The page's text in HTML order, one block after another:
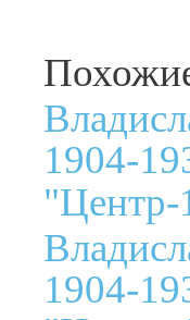
1904-
"Центр-
1904-